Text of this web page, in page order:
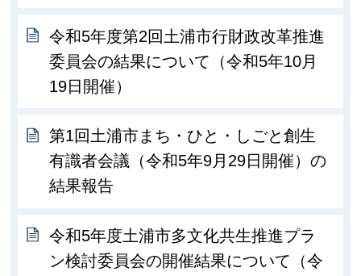
令和5年度第2回土浦市行財政改革推進
委員会の結果について（令和5年10月
19日開催）
第1回土浦市まち・ひと・しごと創生
有識者会議（令和5年9月29日開催）の
結果報告
令和5年度土浦市多文化共生推進プラ
ン検討委員会の開催結果について（令